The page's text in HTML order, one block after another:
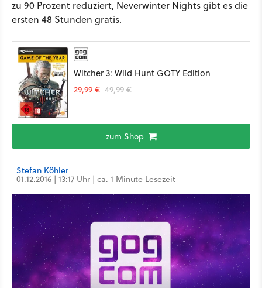
zu 90 Prozent reduziert, Neverwinter Nights gibt es die
ersten 48 Stunden gratis.
Witcher 3: Wild Hunt GOTY Edition
29,99 € 49,99 €
zum Shop
Stefan Köhler
01.12.2016 | 13:17 Uhr | ca. 1 Minute Lesezeit